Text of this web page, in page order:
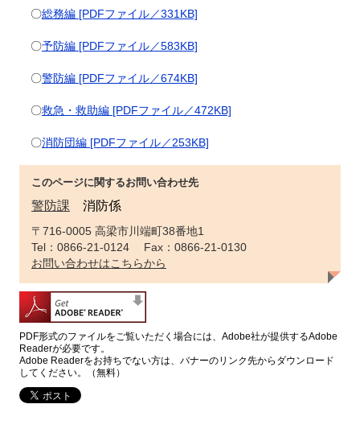
〇総務編 [PDFファイル／331KB]
〇予防編 [PDFファイル／583KB]
〇警防編 [PDFファイル／674KB]
〇救急・救助編 [PDFファイル／472KB]
〇消防団編 [PDFファイル／253KB]
このページに関するお問い合わせ先
警防課 消防係
〒716-0005 高梁市川端町38番地1
Tel：0866-21-0124 Fax：0866-21-0130
お問い合わせはこちらから
PDF形式のファイルをご覧いただく場合には、Adobe社が提供するAdobe
Readerが必要です。
Adobe Readerをお持ちでない方は、バナーのリンク先からダウンロード
してください。（無料）